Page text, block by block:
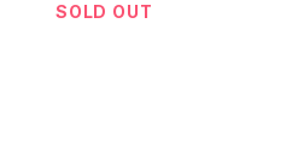
SOLD OUT